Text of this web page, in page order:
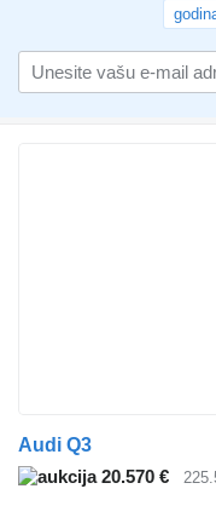
Audi Q3
20.570 €